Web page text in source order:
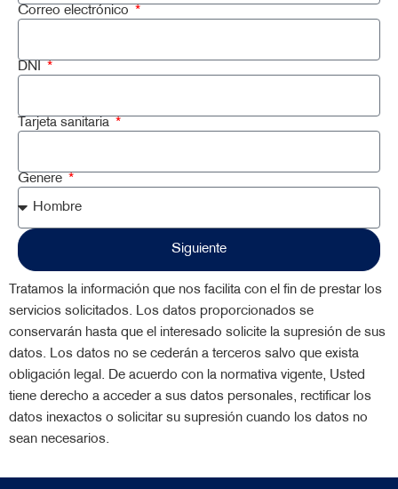
Correo electrónico
DNI
Tarjeta sanitaria
Genere
Siguiente
Tratamos la información que nos facilita con el fin de prestar los
servicios solicitados. Los datos proporcionados se
conservarán hasta que el interesado solicite la supresión de sus
datos. Los datos no se cederán a terceros salvo que exista
obligación legal. De acuerdo con la normativa vigente, Usted
tiene derecho a acceder a sus datos personales, rectificar los
datos inexactos o solicitar su supresión cuando los datos no
sean necesarios.